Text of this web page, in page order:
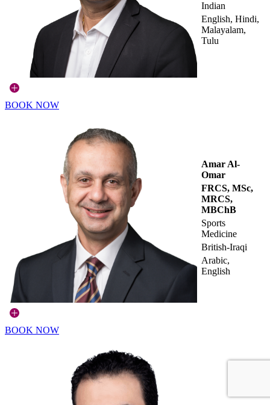
Indian
English, Hindi,
Malayalam,
Tulu
BOOK NOW
Amar Al-
Omar
FRCS, MSc,
MRCS,
MBChB
Sports
Medicine
British-Iraqi
Arabic,
English
BOOK NOW